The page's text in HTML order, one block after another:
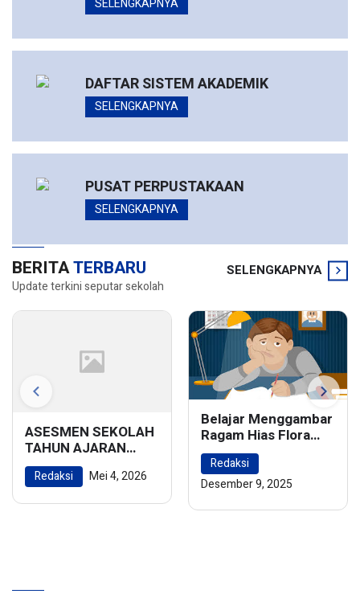
SELENGKAPNYA
DAFTAR SISTEM AKADEMIK
SELENGKAPNYA
PUSAT PERPUSTAKAAN
SELENGKAPNYA
BERITATERBARU
Update terkini seputar sekolah
SELENGKAPNYA
ASESMEN SEKOLAH
TAHUN AJARAN
2025/2026
Redaksi Mei 4, 2026
Belajar Menggambar
Ragam Hias Flora
dan Fauna:
Menghidupkan
Keindahan Alam
Redaksi
Desember 9, 2025